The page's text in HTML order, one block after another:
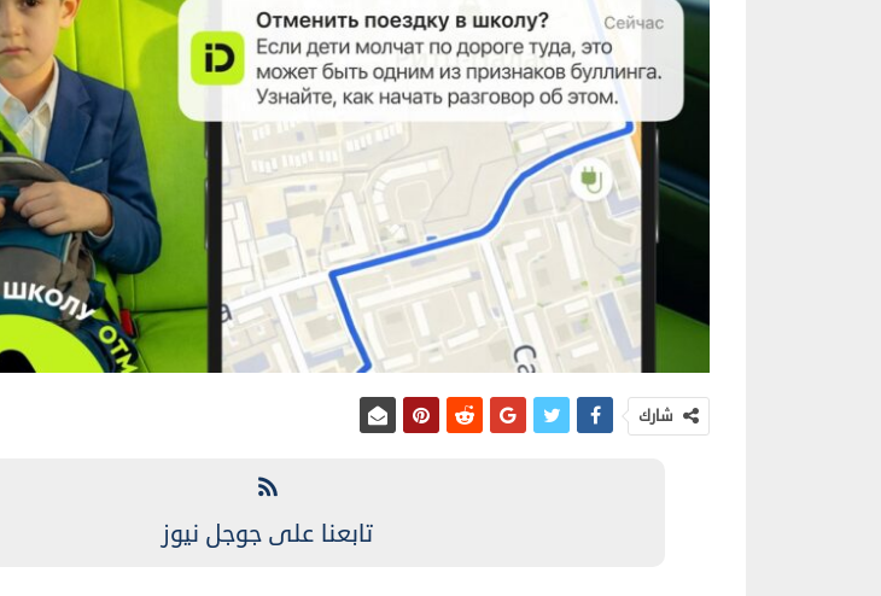
شارك
تابعنا على جوجل نيوز